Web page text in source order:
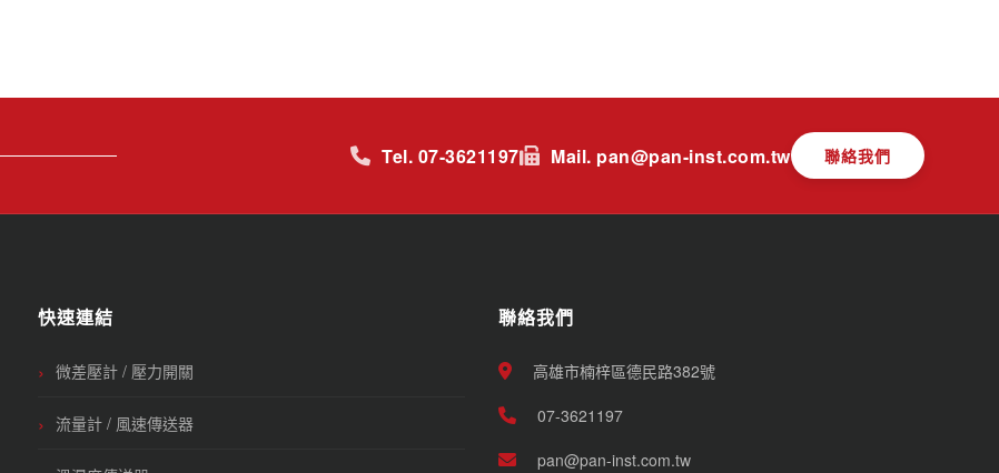
Tel. 07-3621197 Mail. pan@pan-inst.com.tw 聯絡我們
快速連結
微差壓計 / 壓力開關
流量計 / 風速傳送器
聯絡我們
高雄市楠梓區德民路382號
07-3621197
pan@pan-inst.com.tw